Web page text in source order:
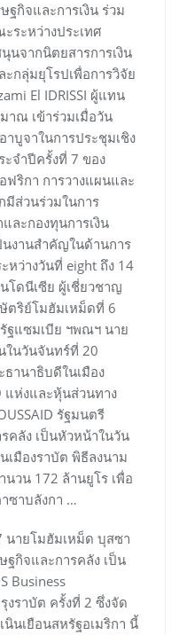
ฐกิจและการเงิน ร่วม
ระหว่างประเทศ
นจากนิตยสารการเงิน
ะกลุ่มยุโรปเพื่อการวิจัย
El IDRISSI ผู้แทน
าณ เข้าร่วมเมื่อวัน
าบูจาในการประชุมเชิง
จำปีครั้งที่ 7 ของ
ฟริกา การวางแผนและ
ส่วนร่วมในการ
ละกองทุนการเงิน
นงานสำคัญในด้านการ
หว่างวันที่ eight ถึง 14
โดนีเซีย ผู้เชี่ยวชาญ
ตริย์โมฮัมเหม็ดที่ 6
ฐแซมเบีย ฯพณฯ นาย
ในวันจันทร์ที่ 20
านาธิบดีในเมือง
แห่งและหุ้นส่วนทาง
รัฐมนตรี
คลัง เป็นหัวหน้าในวัน
มืองราบัต พิธีลงนาม
นวน 172 ล้านยูโร เพื่อ
ซาบลังกา …
นายโมฮัมเหม็ด บุสซา
ฐกิจและการคลัง เป็น
Business
งราบัต ครั้งที่ 2 ซึ่งจัด
นเยือนสหรัฐอเมริกา นี้